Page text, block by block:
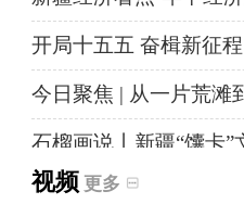
开局十五五 奋楫新征
今日聚焦 | 从一片荒滩
石榴画说丨新疆“馕卡
天山观察丨暑期AI研学
视频 更多